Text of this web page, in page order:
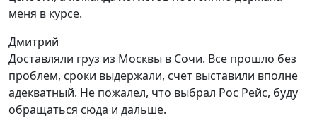
меня в курсе.
Дмитрий
Доставляли груз из Москвы в Сочи. Все прошло без
проблем, сроки выдержали, счет выставили вполне
адекватный. Не пожалел, что выбрал Рос Рейс, буду
обращаться сюда и дальше.